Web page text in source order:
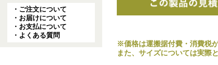
・ご注文について
・お届けについて
・お支払について
・よくある質問
※価格は運搬据付費・消費税
また、サイズについては実際